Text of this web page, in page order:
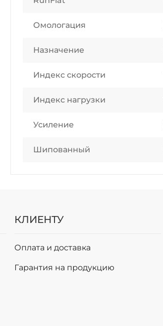
Омологация
Назначение
Индекс скорости
Индекс нагрузки
Усиление
Шипованный
КЛИЕНТУ
Оплата и доставка
Гарантия на продукцию